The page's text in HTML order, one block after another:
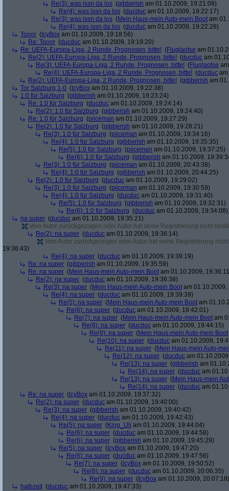
Re(3): was issn da los (gibberish am 01.10.2009, 19:21:09)
Re(4): was issn da los (ducduc am 01.10.2009, 19:22:17)
Re(3): was issn da los (Mein Haus-mein Auto-mein Boot am
Re(4): was issn da los (ducduc am 01.10.2009, 19:22:28)
Tooor ( IcyBox am 01.10.2009, 19:18:56)
Re: Tooor (ducduc am 01.10.2009, 19:19:20)
Re: UEFA-Europa-Liga, 2 Runde, Prognosen, bitte! (Fluglaotse am
Re(2): UEFA-Europa-Liga, 2 Runde, Prognosen, bitte! (ducduc am
Re(3): UEFA-Europa-Liga, 2 Runde, Prognosen, bitte! (Fluglaotse
Re(4): UEFA-Europa-Liga, 2 Runde, Prognosen, bitte! (ducduc
Re(2): UEFA-Europa-Liga, 2 Runde, Prognosen, bitte! (gibberish am
Tor Salzburg 1-0 ( IcyBox am 01.10.2009, 19:22:38)
1:0 für Salzburg (gibberish am 01.10.2009, 19:23:24)
Re: 1:0 für Salzburg (ducduc am 01.10.2009, 19:24:14)
Re(2): 1:0 für Salzburg (gibberish am 01.10.2009, 19:24:40)
Re: 1:0 für Salzburg (piiceman am 01.10.2009, 19:27:29)
Re(2): 1:0 für Salzburg (gibberish am 01.10.2009, 19:28:21)
Re(3): 1:0 für Salzburg (piiceman am 01.10.2009, 19:34:16)
Re(4): 1:0 für Salzburg (gibberish am 01.10.2009, 19:35:35)
Re(5): 1:0 für Salzburg (piiceman am 01.10.2009, 19:37:25)
Re(6): 1:0 für Salzburg (gibberish am 01.10.2009,
Re(3): 1:0 für Salzburg (piiceman am 01.10.2009, 20:43:38)
Re(4): 1:0 für Salzburg (gibberish am 01.10.2009, 20:44:25)
Re(2): 1:0 für Salzburg (ducduc am 01.10.2009, 19:29:02)
Re(3): 1:0 für Salzburg (piiceman am 01.10.2009, 19:30:59)
Re(4): 1:0 für Salzburg (ducduc am 01.10.2009, 19:31:40)
Re(5): 1:0 für Salzburg (gibberish am 01.10.2009, 19:32:31)
Re(6): 1:0 für Salzburg (ducduc am 01.10.2009, 19:34:08)
na super (ducduc am 01.10.2009, 19:35:21)
Vom Autor zurückgezogen oder Autor hat seine Registrierung nicht
Re(2): na super (ducduc am 01.10.2009, 19:36:14)
Vom Autor zurückgezogen oder Autor hat seine Registrierung
19:36:43)
Re(4): na super (ducduc am 01.10.2009, 19:39:19)
Re: na super (gibberish am 01.10.2009, 19:35:59)
Re: na super (Mein Haus-mein Auto-mein Boot am 01.10.2009,
Re(2): na super (ducduc am 01.10.2009, 19:36:38)
Re(3): na super (Mein Haus-mein Auto-mein Boot am 01.10.2009,
Re(4): na super (ducduc am 01.10.2009, 19:39:39)
Re(5): na super (Mein Haus-mein Auto-mein Boot am
Re(6): na super (ducduc am 01.10.2009, 19:42:01)
Re(7): na super (Mein Haus-mein Auto-mein Boot am
Re(8): na super (ducduc am 01.10.2009, 19:44:15)
Re(9): na super (Mein Haus-mein Auto-mein Boot
Re(10): na super (ducduc am 01.10.2009,
Re(11): na super (Mein Haus-mein Auto-
Re(12): na super (ducduc am
Re(13): na super (gibberish am
Re(14): na super (ducduc am
Re(13): na super (Mein Haus-mein
Re(14): na super (ducduc am
Re: na super ( IcyBox am 01.10.2009, 19:37:32)
Re(2): na super (ducduc am 01.10.2009, 19:40:00)
Re(3): na super (gibberish am 01.10.2009, 19:40:42)
Re(4): na super (ducduc am 01.10.2009, 19:42:43)
Re(5): na super (King_Uli am 01.10.2009, 19:44:04)
Re(6): na super (ducduc am 01.10.2009, 19:44:58)
Re(6): na super (gibberish am 01.10.2009, 19:45:29)
Re(5): na super ( IcyBox am 01.10.2009, 19:47:20)
Re(6): na super (ducduc am 01.10.2009, 19:47:56)
Re(7): na super ( IcyBox am 01.10.2009, 19:50:52)
Re(8): na super (ducduc am 01.10.2009, 20:06:35)
Re(9): na super ( IcyBox am 01.10.2009, 20:07:18)
halbzeit (ducduc am 01.10.2009, 19:47:33)